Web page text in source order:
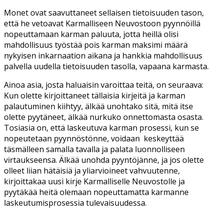
Monet ovat saavuttaneet sellaisen tietoisuuden tason,
että he vetoavat Karmalliseen Neuvostoon pyynnöillä
nopeuttamaan karman paluuta, jotta heillä olisi
mahdollisuus työstää pois karman maksimi määrä
nykyisen inkarnaation aikana ja hankkia mahdollisuus
palvella uudella tietoisuuden tasolla, vapaana karmasta.
Ainoa asia, josta haluaisin varoittaa teitä, on seuraava:
Kun olette kirjoittaneet tällaisia kirjeitä ja karman
palautuminen kiihtyy, älkää unohtako sitä, mitä itse
olette pyytäneet, älkää nurkuko onnettomasta osasta.
Tosiasia on, että laskeutuva karman prosessi, kun se
nopeutetaan pyynnöstönne, voidaan keskeyttää
täsmälleen samalla tavalla ja palata luonnolliseen
virtaukseensa. Älkää unohda pyyntöjänne, ja jos olette
olleet liian hätäisiä ja yliarvioineet vahvuutenne,
kirjoittakaa uusi kirje Karmalliselle Neuvostolle ja
pyytäkää heitä olemaan nopeuttamatta karmanne
laskeutumisprosessia tulevaisuudessa.